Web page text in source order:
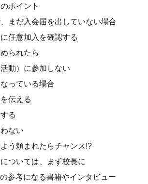
ポイント
まだ入会届を出していない場合
任意加入を確認する
られたら
動）に参加しない
っている場合
伝える
る
ない
う頼まれたらチャンス!?
ついては、まず校長に
参考になる書籍やインタビュー